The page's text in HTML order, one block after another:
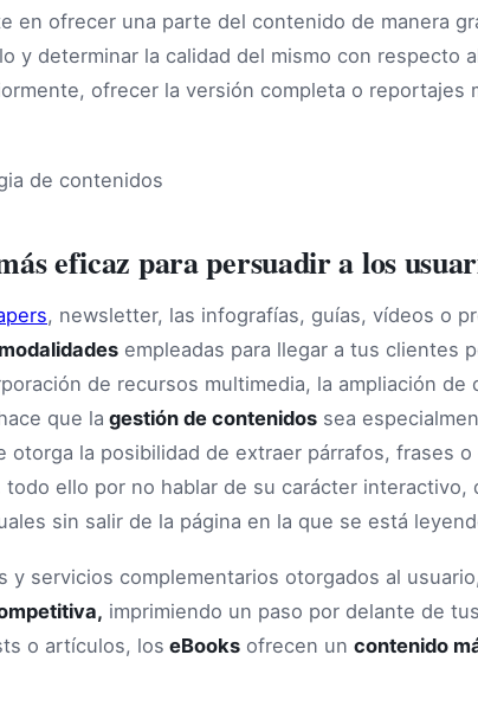
en ofrecer una parte del contenido de manera
y determinar la calidad del mismo con respecto
ofrecer la versión completa o reportajes
eficaz para persuadir a los
, newsletter, las infografías, guías, vídeos o
modalidades empleadas para llegar a tus clientes
de recursos multimedia, la ampliación de
que la gestión de contenidos sea
otorga la posibilidad de extraer párrafos, frases
todo ello por no hablar de su carácter interactivo,
sin salir de la página en la que se está
y servicios complementarios otorgados al
imprimiendo un paso por delante de
o artículos, los eBooks ofrecen un contenido